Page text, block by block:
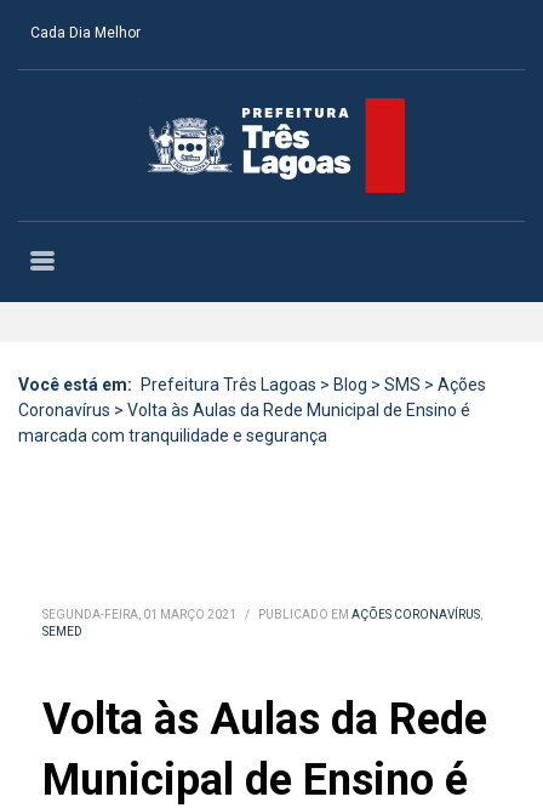
Cada Dia Melhor
Você está em: Prefeitura Três Lagoas > Blog > SMS > Ações
Coronavírus > Volta às Aulas da Rede Municipal de Ensino é
marcada com tranquilidade e segurança
SEGUNDA-FEIRA, 01 MARÇO 2021 / PUBLICADO EM AÇÕES CORONAVÍRUS,
SEMED
Volta às Aulas da Rede
Municipal de Ensino é